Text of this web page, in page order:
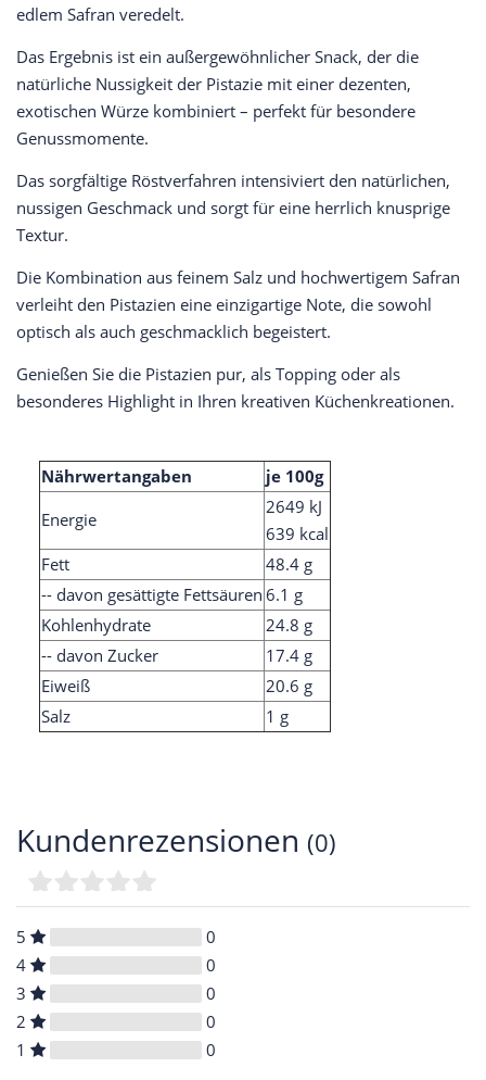
edlem Safran veredelt.
Das Ergebnis ist ein außergewöhnlicher Snack, der die
natürliche Nussigkeit der Pistazie mit einer dezenten,
exotischen Würze kombiniert – perfekt für besondere
Genussmomente.
Das sorgfältige Röstverfahren intensiviert den natürlichen,
nussigen Geschmack und sorgt für eine herrlich knusprige
Textur.
Die Kombination aus feinem Salz und hochwertigem Safran
verleiht den Pistazien eine einzigartige Note, die sowohl
optisch als auch geschmacklich begeistert.
Genießen Sie die Pistazien pur, als Topping oder als
besonderes Highlight in Ihren kreativen Küchenkreationen.
Nährwertangaben
je 100g
Energie
2649 kJ
639 kcal
Fett
48.4 g
-- davon gesättigte Fettsäuren6.1 g
Kohlenhydrate
24.8 g
-- davon Zucker
17.4 g
Eiweiß
20.6 g
Salz
1 g
Kundenrezensionen (0)
5
0
4
0
3
0
2
0
1
0